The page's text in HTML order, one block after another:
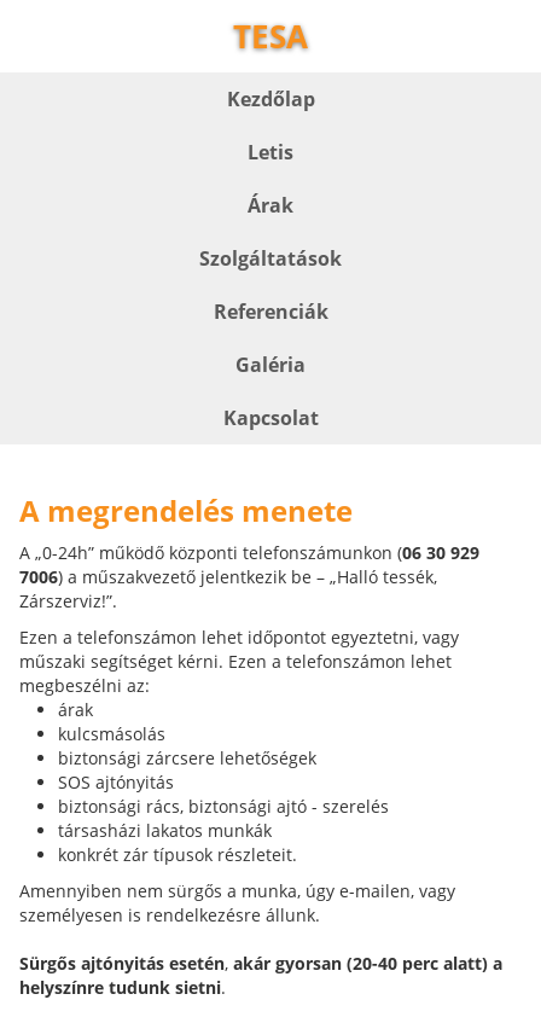
TESA
Kezdőlap
Letis
Árak
Szolgáltatások
Referenciák
Galéria
Kapcsolat
A megrendelés menete
A „0-24h” működő központi telefonszámunkon (06 30 929
7006) a műszakvezető jelentkezik be – „Halló tessék,
Zárszerviz!”.
Ezen a telefonszámon lehet időpontot egyeztetni, vagy
műszaki segítséget kérni. Ezen a telefonszámon lehet
megbeszélni az:
árak
kulcsmásolás
biztonsági zárcsere lehetőségek
SOS ajtónyitás
biztonsági rács, biztonsági ajtó - szerelés
társasházi lakatos munkák
konkrét zár típusok részleteit.
Amennyiben nem sürgős a munka, úgy e-mailen, vagy
személyesen is rendelkezésre állunk.
Sürgős ajtónyitás esetén, akár gyorsan (20-40 perc alatt) a
helyszínre tudunk sietni.